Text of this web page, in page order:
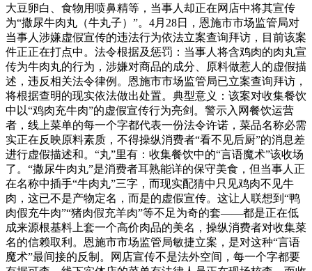
大豆卵白、食物用喷鼻精等，当事人却正在网店中将其宣传
为“撒尿牛肉丸（牛丸子）”。4月28日，恩施市市场监管局对
当事人涉嫌虚假宣传的违法行为依法立案查询拜访，目前该案
件正正在打点中。法令根据及惩罚：当事人将含鸡肉的肉丸宣
传为牛肉丸的行为，涉嫌对商品的成分、原料做惹人的虚假描
述，违反相关法令律例。恩施市市场监管局已立案查询拜访，
将根据查明的现实依法做出处置。典型意义：该案对收集餐饮
中以“鸡肉充牛肉”的虚假宣传行为亮剑。警示入网餐饮运营
者，线上菜单的每一个字都代表一份法令许诺，菜品名称必需
实正在反映原料素质，不得操纵消费者“看不见后厨”的消息差
进行虚假描述和。“丸”里有：收集餐饮中的“言语魔术”该收场
了。“撒尿牛肉丸”是消费者耳熟能详的保守美食，但当事人正
在名称中插手“牛肉丸”三字，而现实配猜中只见鸡肉不见牛
肉，这已不是产物定名，而是的虚假宣传。这让人联想到“鸭
肉假充牛肉”“猪肉假充羊肉”等不足为奇的套——都是正在低
成来源根基料上套一个高价肉品的美名，操纵消费者对收集菜
名的信赖取利。恩施市市场监管局敏捷立案，是对这种“言语
魔术”最间接的反制。网店宣传不是法外空间，每一个字都要